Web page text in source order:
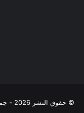
© حقوق النشر 2026 - جميع الحقوق محفوظة لموقع نماذج بالعربي |